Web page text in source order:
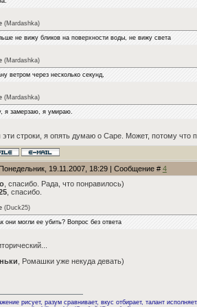
(Mardashka)
не вижу бликов на поверхности воды, не вижу света
(Mardashka)
ветром через несколько секунд,
(Mardashka)
я замерзаю, я умираю.
эти строки, я опять думаю о Саре. Может, потому что
19.11.2007, 18:29 | Сообщение # 4
, спасибо. Рада, что понравилось)
, спасибо.
(Duck25)
они могли ее убить? Вопрос без ответа
, Ромашки уже некуда девать)
рисует, разум сравнивает, вкус отбирает, талант исполняет.